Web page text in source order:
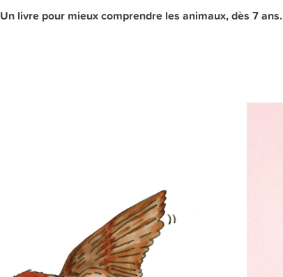
Un livre pour mieux comprendre les animaux, dès 7 ans.